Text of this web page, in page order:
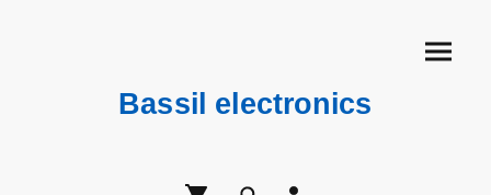
Bassil electronics